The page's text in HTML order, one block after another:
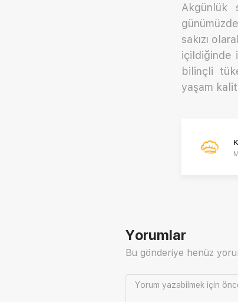
Akgünlük
sakızı
içildiğinde
bilinçli
yaşam
Yorumlar
Bu gönderiye henüz
Yorum yazabilmek için